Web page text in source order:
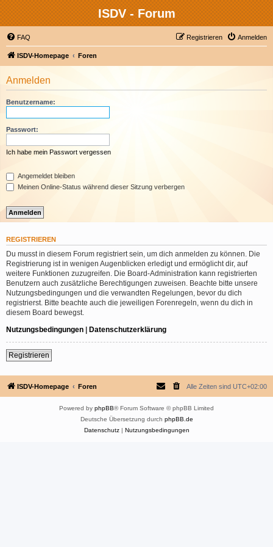
ISDV - Forum
FAQ Anmelden
Registrieren
ISDV-Homepage Foren
Anmelden
Benutzername:
Passwort:
Ich habe mein Passwort vergessen
Angemeldet bleiben
Meinen Online-Status während dieser Sitzung verbergen
REGISTRIEREN
Du musst in diesem Forum registriert sein, um dich anmelden zu können. Die
Registrierung ist in wenigen Augenblicken erledigt und ermöglicht dir, auf
weitere Funktionen zuzugreifen. Die Board-Administration kann registrierten
Benutzern auch zusätzliche Berechtigungen zuweisen. Beachte bitte unsere
Nutzungsbedingungen und die verwandten Regelungen, bevor du dich
registrierst. Bitte beachte auch die jeweiligen Forenregeln, wenn du dich in
diesem Board bewegst.
Nutzungsbedingungen | Datenschutzerklärung
Registrieren
ISDV-Homepage Foren Alle Zeiten sind UTC+02:00
Powered by phpBB® Forum Software © phpBB Limited
Deutsche Übersetzung durch phpBB.de
Datenschutz| Nutzungsbedingungen